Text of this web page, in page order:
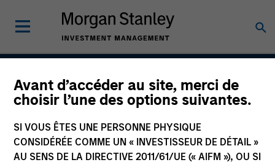
Avant d’accéder au site, merci de
choisir l’une des options suivantes.
SI VOUS ÊTES UNE PERSONNE PHYSIQUE
CONSIDÉRÉE COMME UN « INVESTISSEUR DE DÉTAIL »
AU SENS DE LA DIRECTIVE 2011/61/UE (« AIFM »), OU SI
Atlanta Capital High
Quality SMID Cap